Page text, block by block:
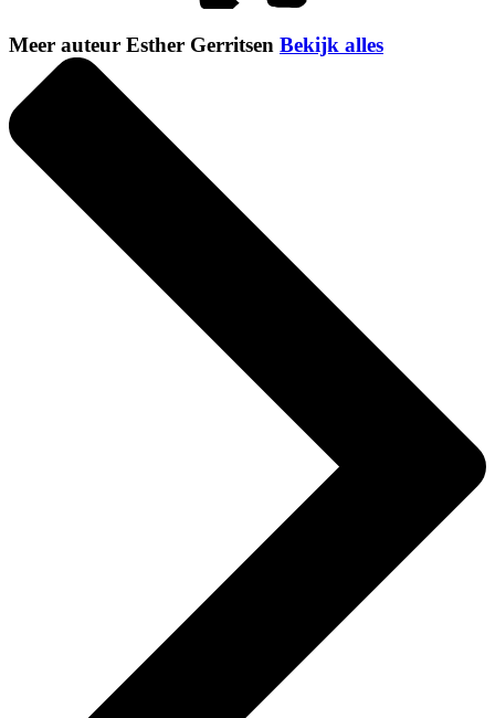
Meer auteur Esther Gerritsen Bekijk alles